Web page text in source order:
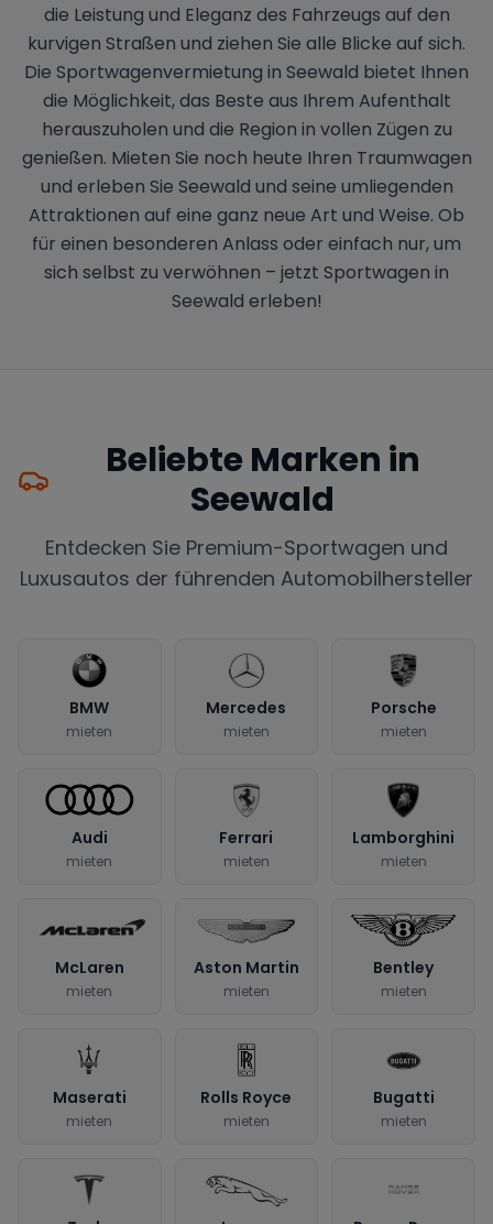
die Leistung und Eleganz des Fahrzeugs auf den
kurvigen Straßen und ziehen Sie alle Blicke auf sich.
Die Sportwagenvermietung in Seewald bietet Ihnen
die Möglichkeit, das Beste aus Ihrem Aufenthalt
herauszuholen und die Region in vollen Zügen zu
genießen. Mieten Sie noch heute Ihren Traumwagen
und erleben Sie Seewald und seine umliegenden
Attraktionen auf eine ganz neue Art und Weise. Ob
für einen besonderen Anlass oder einfach nur, um
sich selbst zu verwöhnen – jetzt Sportwagen in
Seewald erleben!
Beliebte Marken in
Seewald
Entdecken Sie Premium-Sportwagen und
Luxusautos der führenden Automobilhersteller
BMW
mieten
Mercedes
mieten
Porsche
mieten
Audi
mieten
Ferrari
mieten
Lamborghini
mieten
McLaren
mieten
Aston Martin
mieten
Bentley
mieten
Maserati
mieten
Rolls Royce
mieten
Bugatti
mieten